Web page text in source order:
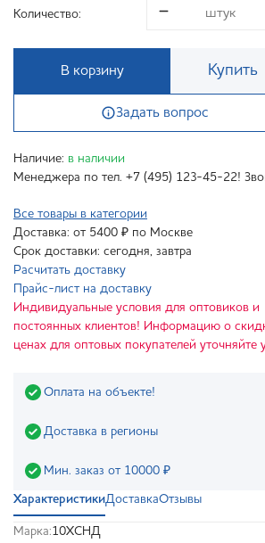
Количество:
В корзину Купить
Задать вопрос
Наличие: в наличии
Менеджера по тел. +7 (495) 123-45-22!
Все товары в категории
Доставка: от 5400 ₽ по Москве
Срок доставки: сегодня, завтра
Расчитать доставку
Прайс-лист на доставку
Индивидуальные условия для оптовиков и
постоянных клиентов! Информацию о
ценах для оптовых покупателей уточняйте
Оплата на объекте!
Доставка в регионы
Мин. заказ от 10000 ₽
ХарактеристикиДоставкаОтзывы
Марка:10ХСНД